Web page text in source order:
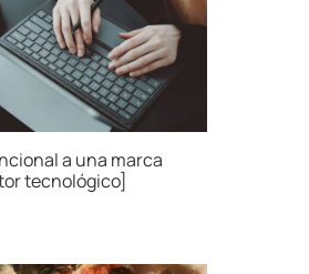
a una marca
tecnológico]